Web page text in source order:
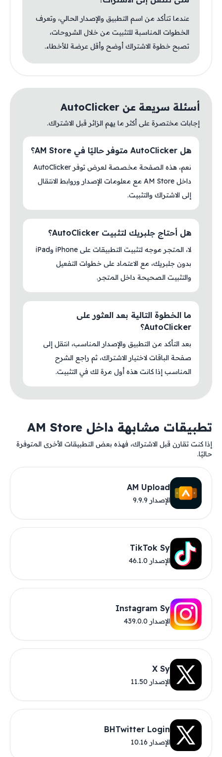
عندما تتأكد من اسم التطبيق والإصدار الحالي، وتعرف
الخطوات المناسبة للتثبيت من خلال الشروحات،
تصبح خطوة الاشتراك أوضح وأقل عرضة للأخطاء.
أسئلة سريعة عن AutoClicker
إجابات مختصرة على أكثر ما يهم الزائر قبل الاشتراك.
هل AutoClicker متوفر حاليًا في AM Store؟
نعم، هذه الصفحة مخصصة لعرض توفر AutoClicker
داخل AM Store مع معلومات الإصدار وروابط الانتقال
إلى الاشتراك والتثبيت.
هل أحتاج جلبريك لتثبيت AutoClicker؟
لا، المتجر موجه لتثبيت التطبيقات على iPhone وiPad
بدون جلبريك، مع الاعتماد على خطوات التفعيل
والتثبيت الصحيحة داخل المتجر.
ما الخطوة التالية بعد العثور على
AutoClicker؟
بعد التأكد من التطبيق والإصدار المناسب، انتقل إلى
صفحة الباقات لاختيار الاشتراك، ثم راجع الشرح
المناسب إذا كانت هذه أول مرة لك في التثبيت.
تطبيقات مشابهة داخل AM Store
إذا كنت تقارن قبل الاشتراك، فهذه بعض التطبيقات الأخرى المتوفرة
حاليًا.
AM Upload
الإصدار 9.9.9
TikTok Sy
الإصدار 46.1.0
Instagram Sy
الإصدار 439.0.0
X Sy
الإصدار 11.50
BHTwitter Login
الإصدار 10.16